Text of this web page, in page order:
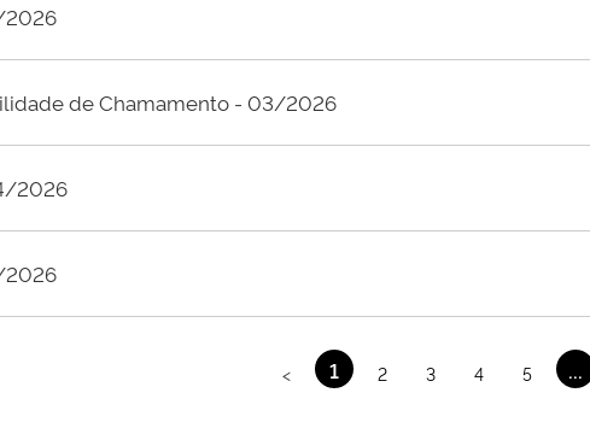
2026
de Chamamento - 03/2026
2026
2026
< 1 2 3 4 5 ...